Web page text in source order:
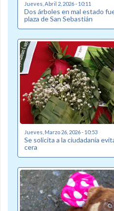
Jueves, Abril 2, 2026 - 10:11
Dos árboles en mal estado
plaza de San Sebastián
Jueves, Marzo 26, 2026 - 10:53
Se solicita a la ciudadanía
cera